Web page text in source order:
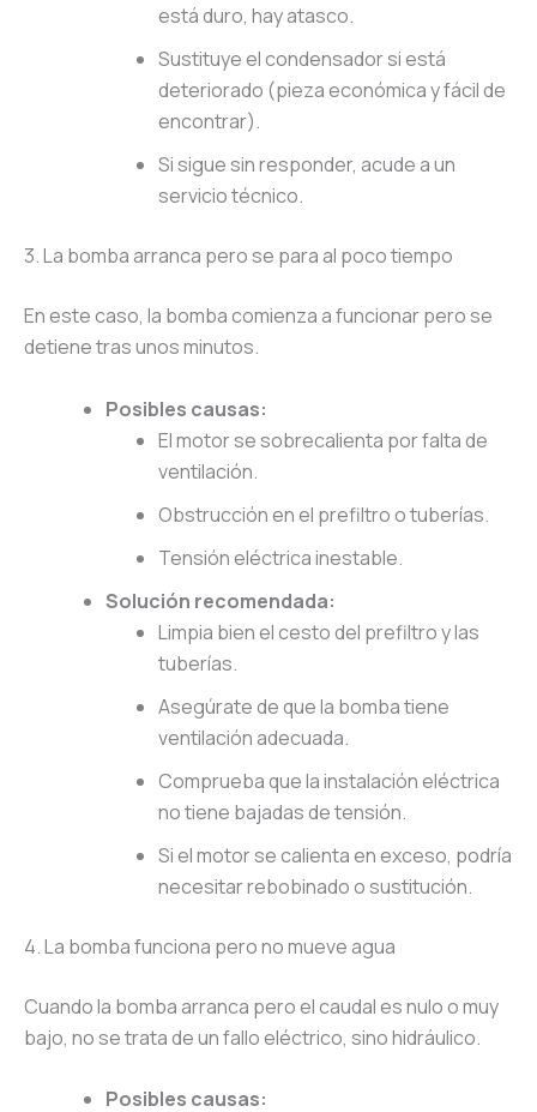
está duro, hay atasco.
Sustituye el condensador si está
deteriorado (pieza económica y fácil de
encontrar).
Si sigue sin responder, acude a un
servicio técnico.
3. La bomba arranca pero se para al poco tiempo
En este caso, la bomba comienza a funcionar pero se
detiene tras unos minutos.
Posibles causas:
El motor se sobrecalienta por falta de
ventilación.
Obstrucción en el prefiltro o tuberías.
Tensión eléctrica inestable.
Solución recomendada:
Limpia bien el cesto del prefiltro y las
tuberías.
Asegúrate de que la bomba tiene
ventilación adecuada.
Comprueba que la instalación eléctrica
no tiene bajadas de tensión.
Si el motor se calienta en exceso, podría
necesitar rebobinado o sustitución.
4. La bomba funciona pero no mueve agua
Cuando la bomba arranca pero el caudal es nulo o muy
bajo, no se trata de un fallo eléctrico, sino hidráulico.
Posibles causas: